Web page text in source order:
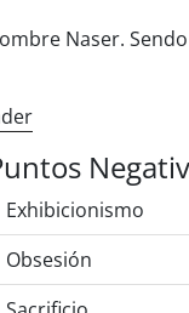
Naser.
Exhibicionismo
Obsesión